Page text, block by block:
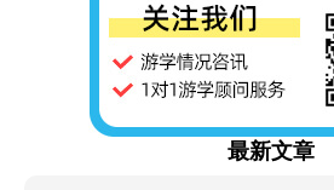
最新文章